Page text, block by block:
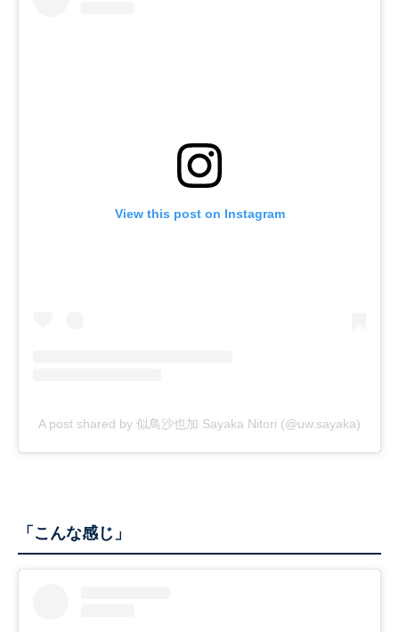
View this post on Instagram
A post shared by 似鳥沙也加 Sayaka Nitori (@uw.sayaka)
「こんな感じ」